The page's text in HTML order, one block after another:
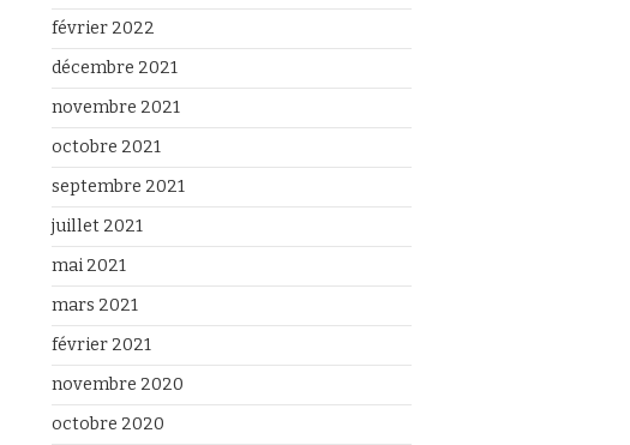
février 2022
décembre 2021
novembre 2021
octobre 2021
septembre 2021
juillet 2021
mai 2021
mars 2021
février 2021
novembre 2020
octobre 2020